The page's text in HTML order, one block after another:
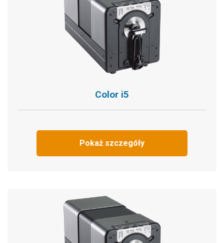
Color i5
Pokaż szczegóły